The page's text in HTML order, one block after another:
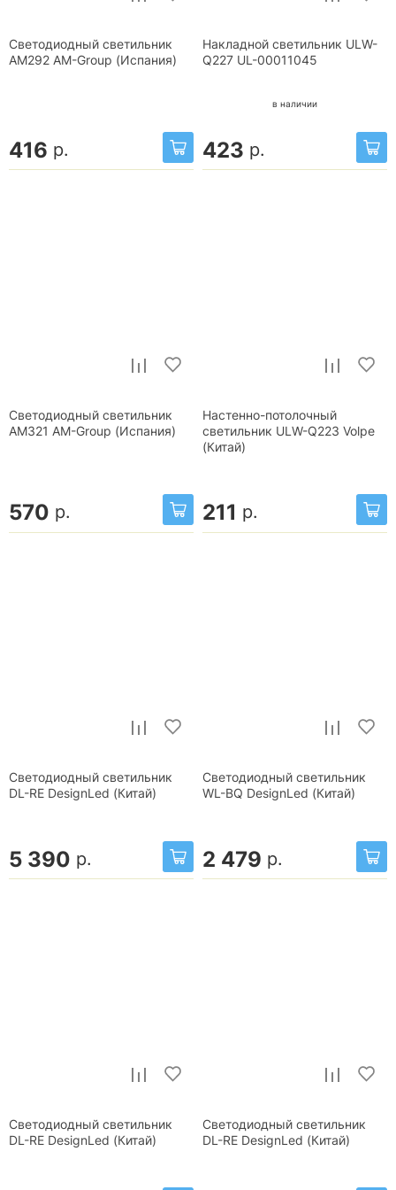
Светодиодный светильник
AM292 AM-Group (Испания)
416 р.
Накладной светильник ULW-
Q227 UL-00011045
в наличии
423 р.
Светодиодный светильник
AM321 AM-Group (Испания)
570 р.
Настенно-потолочный
светильник ULW-Q223 Volpe
(Китай)
211 р.
Светодиодный светильник
DL-RE DesignLed (Китай)
5 390 р.
Светодиодный светильник
WL-BQ DesignLed (Китай)
2 479 р.
Светодиодный светильник
DL-RE DesignLed (Китай)
Светодиодный светильник
DL-RE DesignLed (Китай)